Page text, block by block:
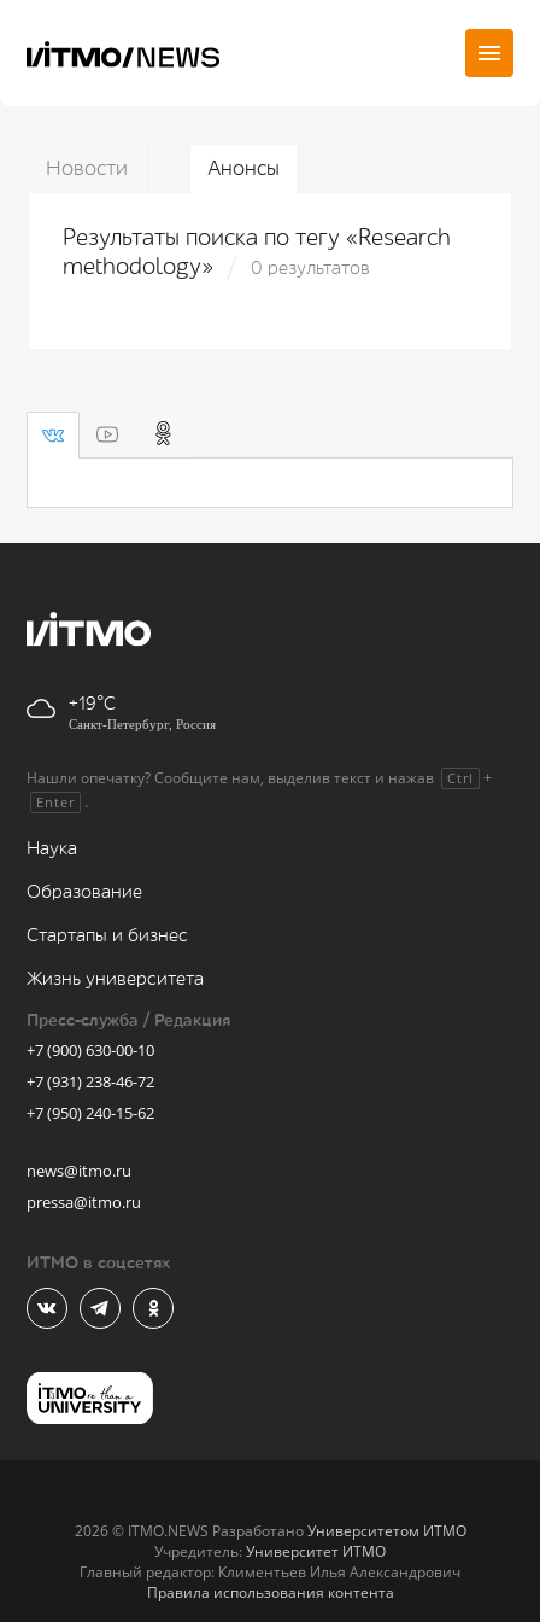
Новости Анонсы
Результаты поиска по тегу «Research
methodology»
0 результатов
+19
Санкт-Петербург, Россия
Нашли опечатку? Сообщите нам, выделив текст и нажав Ctrl +
Enter .
Наука
Образование
Стартапы и бизнес
Жизнь университета
Пресс-служба / Редакция
+7 (900) 630-00-10
+7 (931) 238-46-72
+7 (950) 240-15-62
news@itmo.ru
pressa@itmo.ru
ИТМО в соцсетях
2026 © ITMO.NEWS РазработаноУниверситетом ИТМО
Учредитель: Университет ИТМО
Главный редактор: Климентьев Илья Александрович
Правила использования контента